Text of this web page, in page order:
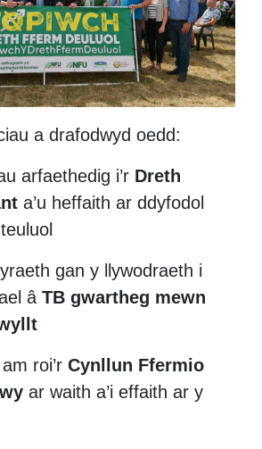
a drafodwyd oedd:
arfaethedig i’r Dreth
a’u heffaith ar ddyfodol
gan y llywodraeth i
â TB gwartheg mewn
roi’r Cynllun Ffermio
ar waith a’i effaith ar y